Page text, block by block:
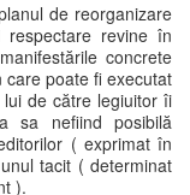
de reorganizare
revine în
concrete
poate fi executat
de către legiuitor îi
sa nefiind posibilă
( exprimat în
tacit ( determinat
).